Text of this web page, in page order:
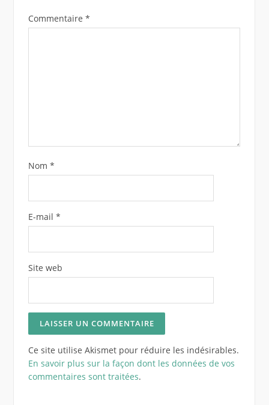
Commentaire *
Nom *
E-mail *
Site web
Ce site utilise Akismet pour réduire les indésirables.
En savoir plus sur la façon dont les données de vos
commentaires sont traitées.